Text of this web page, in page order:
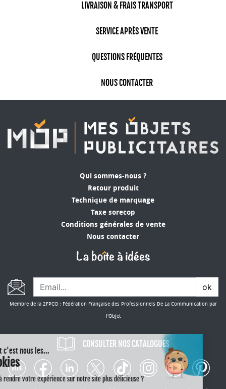
LIVRAISON & FRAIS TRANSPORT
SERVICE APRÈS VENTE
QUESTIONS FRÉQUENTES
NOUS CONTACTER
Qui sommes-nous ?
Retour produit
Technique de marquage
Taxe sorecop
Conditions générales de vente
Nous contacter
ok
Membre de la 2FPCO : Fédération Française des Professionnels De La Communication par
l'Objet
CONSULTER NOS CATALOGUES